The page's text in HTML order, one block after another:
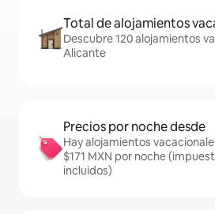
Total de alojamientos
Descubre 120 alojamientos
Alicante
Precios por noche desde
Hay alojamientos
$171 MXN por noche
incluidos)